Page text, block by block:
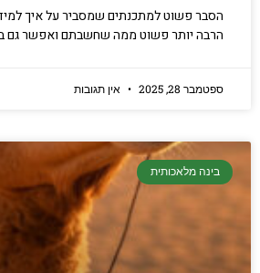
הסבר פשוט למתכנתים שמסביר על איך
הרבה יותר פשוט ממה שחשבתם ואפשר גם
ספטמבר 28, 2025 אין תגובות
בינה מלאכותית